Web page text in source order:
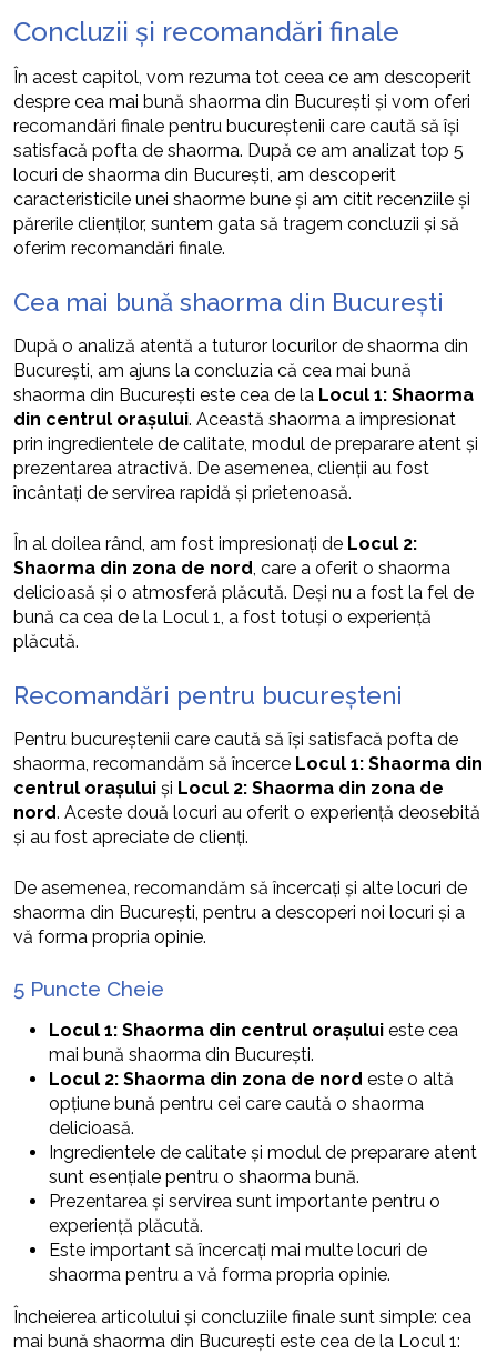
Concluzii și recomandări finale
În acest capitol, vom rezuma tot ceea ce am descoperit
despre cea mai bună shaorma din București și vom oferi
recomandări finale pentru bucureștenii care caută să își
satisfacă pofta de shaorma. După ce am analizat top 5
locuri de shaorma din București, am descoperit
caracteristicile unei shaorme bune și am citit recenziile și
părerile clienților, suntem gata să tragem concluzii și să
oferim recomandări finale.
Cea mai bună shaorma din București
După o analiză atentă a tuturor locurilor de shaorma din
București, am ajuns la concluzia că cea mai bună
shaorma din București este cea de la Locul 1: Shaorma
din centrul orașului. Această shaorma a impresionat
prin ingredientele de calitate, modul de preparare atent și
prezentarea atractivă. De asemenea, clienții au fost
încântați de servirea rapidă și prietenoasă.
În al doilea rând, am fost impresionați de Locul 2:
Shaorma din zona de nord, care a oferit o shaorma
delicioasă și o atmosferă plăcută. Deși nu a fost la fel de
bună ca cea de la Locul 1, a fost totuși o experiență
plăcută.
Recomandări pentru bucureșteni
Pentru bucureștenii care caută să își satisfacă pofta de
shaorma, recomandăm să încerce Locul 1: Shaorma din
centrul orașului și Locul 2: Shaorma din zona de
nord. Aceste două locuri au oferit o experiență deosebită
și au fost apreciate de clienți.
De asemenea, recomandăm să încercați și alte locuri de
shaorma din București, pentru a descoperi noi locuri și a
vă forma propria opinie.
5 Puncte Cheie
Locul 1: Shaorma din centrul orașului este cea
mai bună shaorma din București.
Locul 2: Shaorma din zona de nord este o altă
opțiune bună pentru cei care caută o shaorma
delicioasă.
Ingredientele de calitate și modul de preparare atent
sunt esențiale pentru o shaorma bună.
Prezentarea și servirea sunt importante pentru o
experiență plăcută.
Este important să încercați mai multe locuri de
shaorma pentru a vă forma propria opinie.
Încheierea articolului și concluziile finale sunt simple: cea
mai bună shaorma din București este cea de la Locul 1: